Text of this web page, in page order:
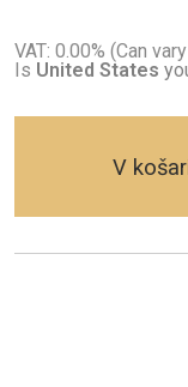
VAT: 0.00% (Can
Is United States
V